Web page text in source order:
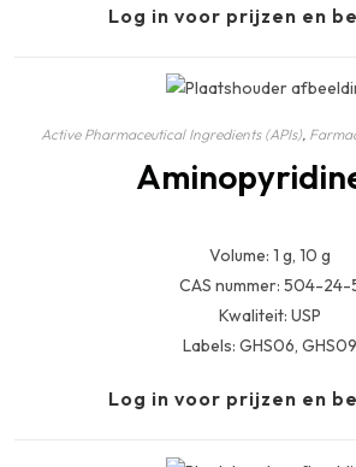
Log in voor prijzen en
Active Pharmaceutical Ingredients (APIs),
Volume: 1 g, 10 g
CAS nummer: 504-24-
Kwaliteit: USP
Labels: GHS06, GHS09
Log in voor prijzen en